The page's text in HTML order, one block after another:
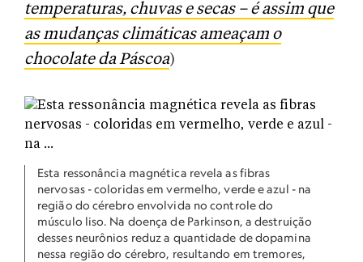
temperaturas, chuvas e secas – é assim que
as mudanças climáticas ameaçam o
chocolate da Páscoa)
Esta ressonância magnética revela as fibras
nervosas - coloridas em vermelho, verde e azul - na
região do cérebro envolvida no controle do
músculo liso. Na doença de Parkinson, a destruição
desses neurônios reduz a quantidade de dopamina
nessa região do cérebro, resultando em tremores,